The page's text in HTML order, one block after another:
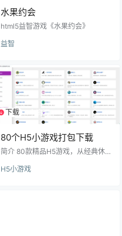
水果约会
html5益智游戏《水果约会》
益智
下载 1个资源
80个H5小游戏打包下载
简介 80款精品H5游戏，从经典休闲
不论是摸鱼时刻还是休闲时光，都
H5小游戏